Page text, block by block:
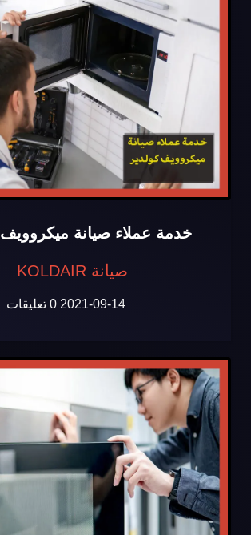
خدمة عملاء صيانة ميكروويف
صيانة KOLDAIR
2021-09-14 0 تعليقات